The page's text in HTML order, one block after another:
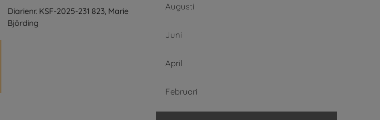
Diarienr. KSF-2025-231 823, Marie
Björding
Augusti
Juni
April
Februari